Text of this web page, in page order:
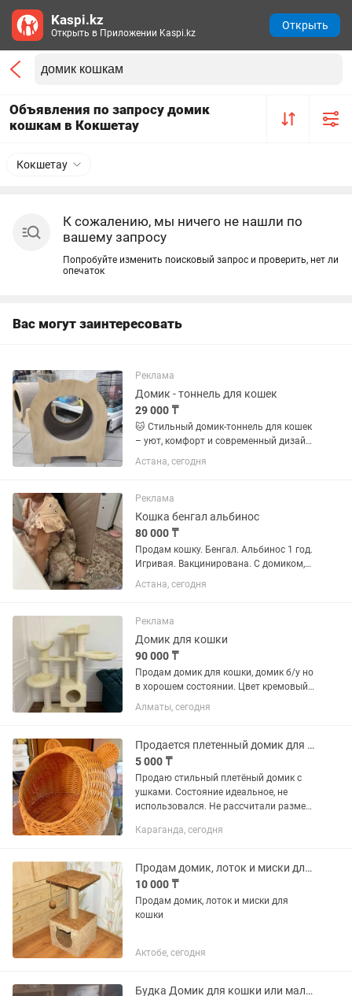
Объявления по запросу домик
кошкам в Кокшетау
Кокшетау
К сожалению, мы ничего не нашли по
вашему запросу
Попробуйте изменить поисковый запрос и проверить, нет ли
опечаток
Вас могут заинтересовать
Реклама
Домик - тоннель для кошек
29 000 ₸
🐱 Стильный домик-тоннель для кошек
– уют, комфорт и современный дизайн!
🏡 Подарите своему питомцу
собственное уютное пространство!
подойдёт для отдыха, сна и игр....
Астана, сегодня
Реклама
Кошка бенгал альбинос
80 000 ₸
Продам кошку. Бенгал. Альбинос 1 год.
Игривая. Вакцинирована. С домиком,
лотком, фонтанчиком
Астана, сегодня
Реклама
Домик для кошки
90 000 ₸
Продам домик для кошки, домик б/у но
в хорошем состоянии. Цвет кремовый
ближе к белому, намного светлее, чем
на фото получилось. Высота 1 м 60 см.
тысяч тенге. Отдам...
Алматы, сегодня
Продается плетенный домик для кошки/собаки
5 000 ₸
Продаю стильный плетёный домик с
ушками. Состояние идеальное, не
использовался. Не рассчитали размер
предпочитают места потеснее. Кошки
Караганда, сегодня
Продам домик, лоток и миски для кошки
10 000 ₸
Продам домик, лоток и миски для
кошки
Актобе, сегодня
Будка Домик для кошки или маленькой собачки
Kaspi.kz
Открыть в Приложении Kaspi.kz
Открыть